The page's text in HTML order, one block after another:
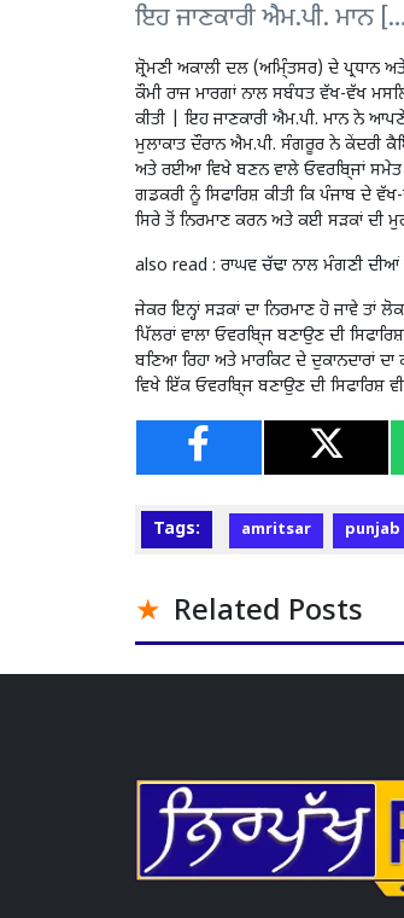
ਇਹ ਜਾਣਕਾਰੀ ਐਮ.ਪੀ. ਮਾਨ
ਸ਼੍ਰੋਮਣੀ ਅਕਾਲੀ ਦਲ (ਅਮਿ੍ੰਤਸਰ) ਦੇ ਪ੍ਰਧਾਨ
ਕੌਮੀ ਰਾਜ ਮਾਰਗਾਂ ਨਾਲ ਸਬੰਧਤ ਵੱਖ-ਵੱਖ
ਕੀਤੀ | ਇਹ ਜਾਣਕਾਰੀ ਐਮ.ਪੀ. ਮਾਨ ਨੇ
ਮੁਲਾਕਾਤ ਦੌਰਾਨ ਐਮ.ਪੀ. ਸੰਗਰੂਰ ਨੇ ਕੇਂਦਰੀ
ਅਤੇ ਰਈਆ ਵਿਖੇ ਬਣਨ ਵਾਲੇ ਓਵਰਬਿ੍ਜਾਂ ਸਮੇਤ
ਗਡਕਰੀ ਨੂੰ ਸਿਫਾਰਿਸ਼ ਕੀਤੀ ਕਿ ਪੰਜਾਬ ਦੇ
ਸਿਰੇ ਤੋਂ ਨਿਰਮਾਣ ਕਰਨ ਅਤੇ ਕਈ ਸੜਕਾਂ ਦੀ
also read : ਰਾਘਵ ਚੱਢਾ ਨਾਲ ਮੰਗਣੀ ਦੀਆਂ
ਜੇਕਰ ਇਨ੍ਹਾਂ ਸੜਕਾਂ ਦਾ ਨਿਰਮਾਣ ਹੋ ਜਾਵੇ ਤਾਂ
ਪਿੱਲਰਾਂ ਵਾਲਾ ਓਵਰਬਿ੍ਜ ਬਣਾਉਣ ਦੀ
ਬਣਿਆ ਰਿਹਾ ਅਤੇ ਮਾਰਕਿਟ ਦੇ ਦੁਕਾਨਦਾਰਾਂ
ਵਿਖੇ ਇੱਕ ਓਵਰਬਿ੍ਜ ਬਣਾਉਣ ਦੀ ਸਿਫਾਰਿਸ਼
Tags: amritsar punjab
Related Posts